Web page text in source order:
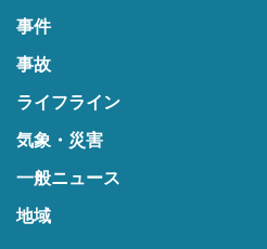
事件
事故
ライフライン
気象・災害
一般ニュース
地域